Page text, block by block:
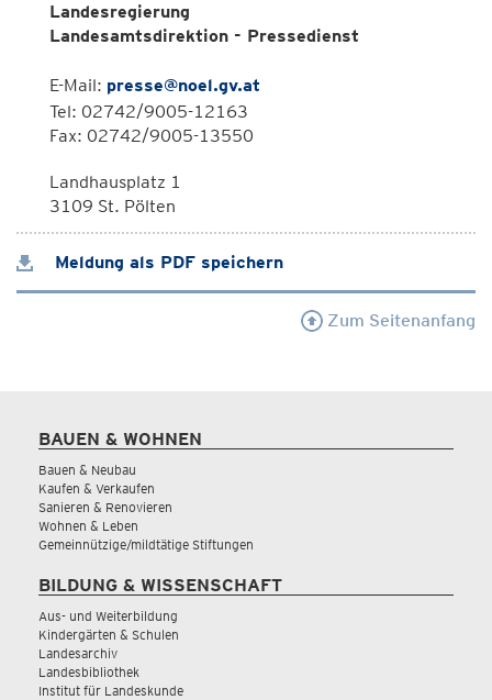
Landesregierung
Landesamtsdirektion - Pressedienst
E-Mail: presse@noel.gv.at
Tel: 02742/9005-12163
Fax: 02742/9005-13550
Landhausplatz 1
3109 St. Pölten
Meldung als PDF speichern
Zum Seitenanfang
BAUEN & WOHNEN
Bauen & Neubau
Kaufen & Verkaufen
Sanieren & Renovieren
Wohnen & Leben
Gemeinnützige/mildtätige Stiftungen
BILDUNG & WISSENSCHAFT
Aus- und Weiterbildung
Kindergärten & Schulen
Landesarchiv
Landesbibliothek
Institut für Landeskunde